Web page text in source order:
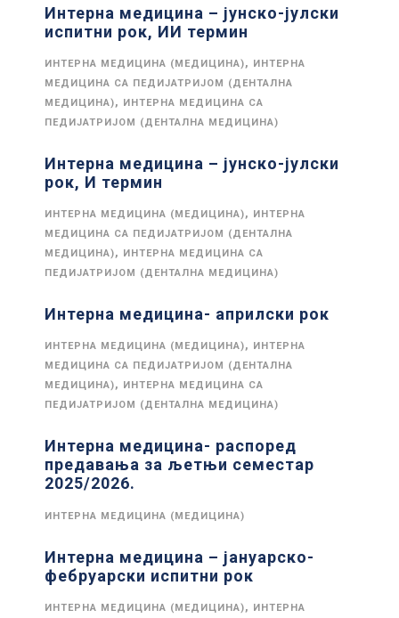
Интерна медицина – јунско-јулски
испитни рок, ИИ термин
ИНТЕРНА МЕДИЦИНА (МЕДИЦИНА), ИНТЕРНА
МЕДИЦИНА СА ПЕДИЈАТРИЈОМ (ДЕНТАЛНА
МЕДИЦИНА), ИНТЕРНА МЕДИЦИНА СА
ПЕДИЈАТРИЈОМ (ДЕНТАЛНА МЕДИЦИНА)
Интерна медицина – јунско-јулски
рок, И термин
ИНТЕРНА МЕДИЦИНА (МЕДИЦИНА), ИНТЕРНА
МЕДИЦИНА СА ПЕДИЈАТРИЈОМ (ДЕНТАЛНА
МЕДИЦИНА), ИНТЕРНА МЕДИЦИНА СА
ПЕДИЈАТРИЈОМ (ДЕНТАЛНА МЕДИЦИНА)
Интерна медицина- априлски рок
ИНТЕРНА МЕДИЦИНА (МЕДИЦИНА), ИНТЕРНА
МЕДИЦИНА СА ПЕДИЈАТРИЈОМ (ДЕНТАЛНА
МЕДИЦИНА), ИНТЕРНА МЕДИЦИНА СА
ПЕДИЈАТРИЈОМ (ДЕНТАЛНА МЕДИЦИНА)
Интерна медицина- распоред
предавања за љетњи семестар
2025/2026.
ИНТЕРНА МЕДИЦИНА (МЕДИЦИНА)
Интерна медицина – јануарско-
фебруарски испитни рок
ИНТЕРНА МЕДИЦИНА (МЕДИЦИНА), ИНТЕРНА